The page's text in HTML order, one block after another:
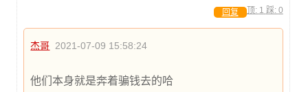
顶: 1 踩: 0
回复
杰哥 2021-07-09 15:58:24
他们本身就是奔着骗钱去的哈